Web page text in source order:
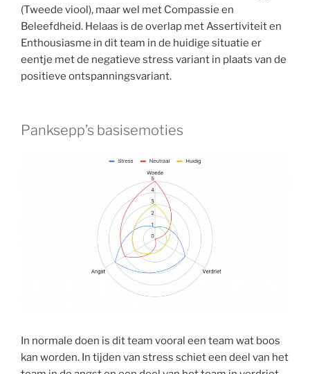
(Tweede viool), maar wel met Compassie en
Beleefdheid. Helaas is de overlap met Assertiviteit en
Enthousiasme in dit team in de huidige situatie er
eentje met de negatieve stress variant in plaats van de
positieve ontspanningsvariant.
Panksepp’s basisemoties
In normale doen is dit team vooral een team wat boos
kan worden. In tijden van stress schiet een deel van het